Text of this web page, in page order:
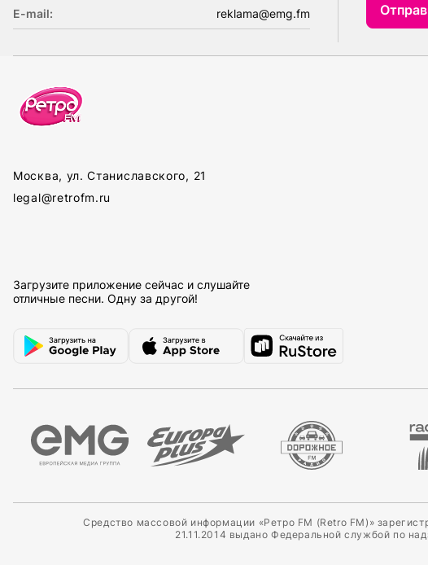
E-mail: reklama@emg.fm
Москва, ул. Станиславского, 21
legal@retrofm.ru
Загрузите приложение сейчас и слушайте
отличные песни. Одну за другой!
Средство массовой информации «Ретро FM (Retro FM)»
21.11.2014 выдано Федеральной службой по